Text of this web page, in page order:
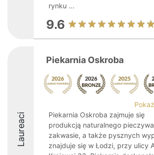
rynku ...
9.6
Laureaci
Piekarnia Oskroba
Piekarnia Oskroba zajmuje się
produkcją naturalnego
zakwasie, a także pysznych
znajduje się w Łodzi, przy ulicy